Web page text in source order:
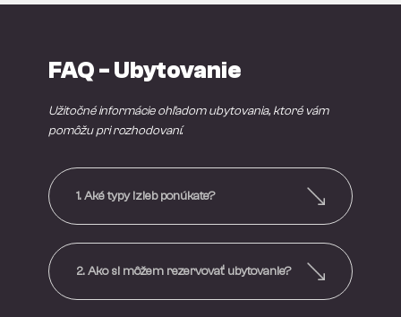
FAQ - Ubytovanie
Užitočné informácie ohľadom ubytovania, ktoré vám
pomôžu pri rozhodovaní.
1. ​Aké typy izieb ponúkate?
2. Ako si môžem rezervovať ubytovanie?